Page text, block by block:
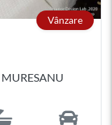
Vânzare